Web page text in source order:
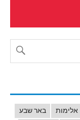
אלימות
באר שבע